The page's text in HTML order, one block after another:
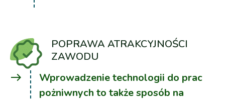
POPRAWA ATRAKCYJNOŚCI
ZAWODU
east
Wprowadzenie technologii do prac
pożniwnych to także sposób na